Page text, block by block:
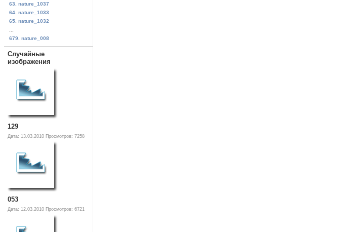
63. nature_1037
64. nature_1033
65. nature_1032
679. nature_008
Случайные
изображения
129
Дата: 13.03.2010 Просмотров: 7258
053
Дата: 12.03.2010 Просмотров: 6721